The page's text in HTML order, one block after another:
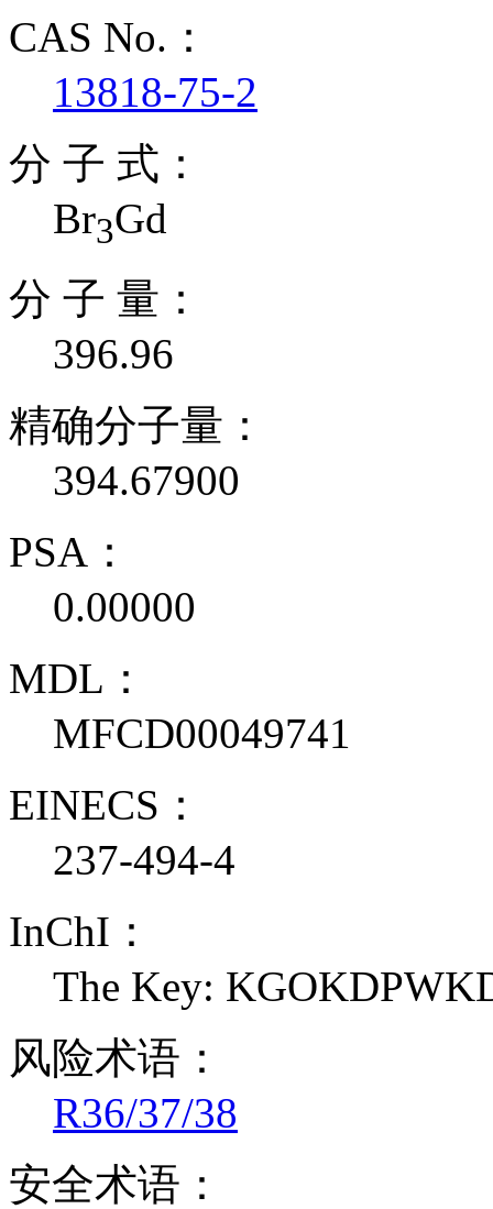
CAS No.：
13818-75-2
分 子 式：
Br3Gd
分 子 量：
396.96
精确分子量：
394.67900
PSA：
0.00000
MDL：
MFCD00049741
EINECS：
237-494-4
InChI：
The Key:
风险术语：
R36/37/38
安全术语：